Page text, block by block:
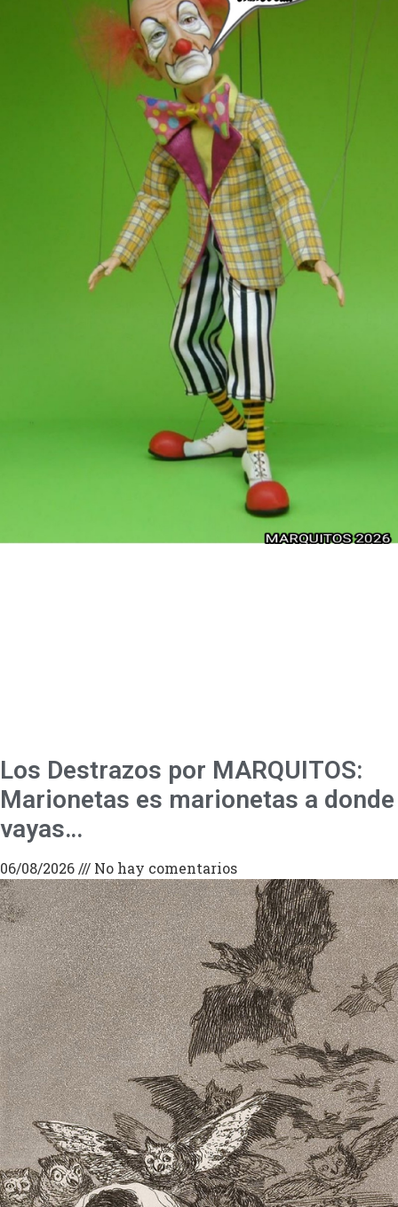
Los Destrazos por MARQUITOS:
Marionetas es marionetas a donde
vayas…
06/08/2026 No hay comentarios